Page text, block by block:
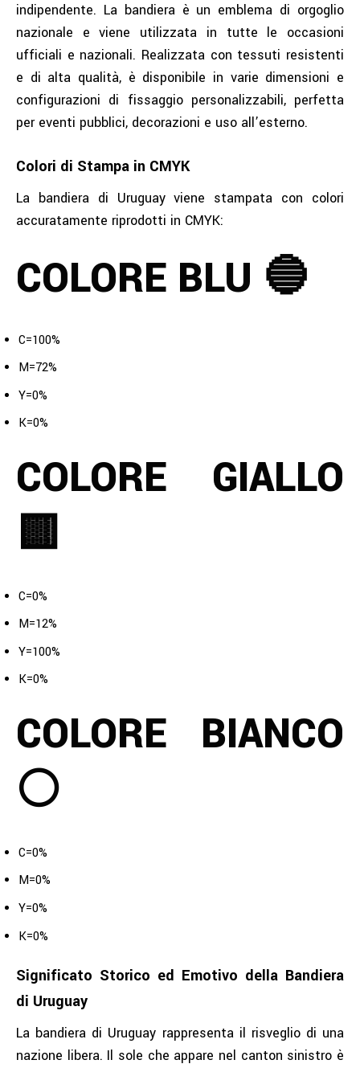
indipendente. La bandiera è un emblema di orgoglio
nazionale e viene utilizzata in tutte le occasioni
ufficiali e nazionali. Realizzata con tessuti resistenti
e di alta qualità, è disponibile in varie dimensioni e
configurazioni di fissaggio personalizzabili, perfetta
per eventi pubblici, decorazioni e uso all’esterno.
Colori di Stampa in CMYK
La bandiera di Uruguay viene stampata con colori
accuratamente riprodotti in CMYK:
COLORE BLU 🔵
C=100%
M=72%
Y=0%
K=0%
COLORE GIALLO
🟨
C=0%
M=12%
Y=100%
K=0%
COLORE BIANCO
⚪
C=0%
M=0%
Y=0%
K=0%
Significato Storico ed Emotivo della Bandiera
di Uruguay
La bandiera di Uruguay rappresenta il risveglio di una
nazione libera. Il sole che appare nel canton sinistro è